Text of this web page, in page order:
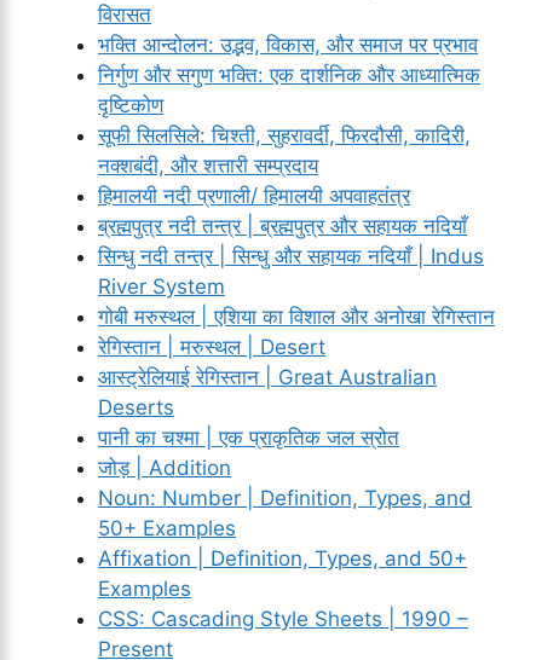
विरासत
भक्ति आन्दोलन: उद्भव, विकास, और समाज पर प्रभाव
निर्गुण और सगुण भक्ति: एक दार्शनिक और आध्यात्मिक
दृष्टिकोण
सूफी सिलसिले: चिश्ती, सुहरावर्दी, फिरदौसी, कादिरी,
नक्शबंदी, और शत्तारी सम्प्रदाय
हिमालयी नदी प्रणाली/ हिमालयी अपवाहतंत्र
ब्रह्मपुत्र नदी तन्त्र | ब्रह्मपुत्र और सहायक नदियाँ
सिन्धु नदी तन्त्र | सिन्धु और सहायक नदियाँ | Indus
River System
गोबी मरुस्थल | एशिया का विशाल और अनोखा रेगिस्तान
रेगिस्तान | मरुस्थल | Desert
आस्ट्रेलियाई रेगिस्तान | Great Australian
Deserts
पानी का चश्मा | एक प्राकृतिक जल स्रोत
जोड़ | Addition
Noun: Number | Definition, Types, and
50+ Examples
Affixation | Definition, Types, and 50+
Examples
CSS: Cascading Style Sheets | 1990 –
Present